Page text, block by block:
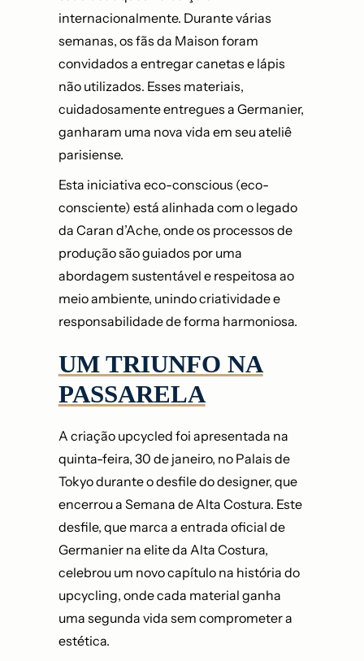
internacionalmente. Durante várias
semanas, os fãs da Maison foram
convidados a entregar canetas e lápis
não utilizados. Esses materiais,
cuidadosamente entregues a Germanier,
ganharam uma nova vida em seu ateliê
parisiense.
Esta iniciativa eco-conscious (eco-
consciente) está alinhada com o legado
da Caran d’Ache, onde os processos de
produção são guiados por uma
abordagem sustentável e respeitosa ao
meio ambiente, unindo criatividade e
responsabilidade de forma harmoniosa.
UM TRIUNFO NA
PASSARELA
A criação upcycled foi apresentada na
quinta-feira, 30 de janeiro, no Palais de
Tokyo durante o desfile do designer, que
encerrou a Semana de Alta Costura. Este
desfile, que marca a entrada oficial de
Germanier na elite da Alta Costura,
celebrou um novo capítulo na história do
upcycling, onde cada material ganha
uma segunda vida sem comprometer a
estética.